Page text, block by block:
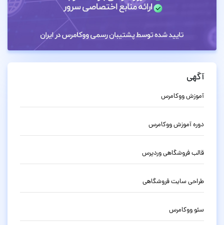
آگهی
آموزش ووکامرس
دوره آموزش ووکامرس
قالب فروشگاهی وردپرس
طراحی سایت فروشگاهی
سئو ووکامرس